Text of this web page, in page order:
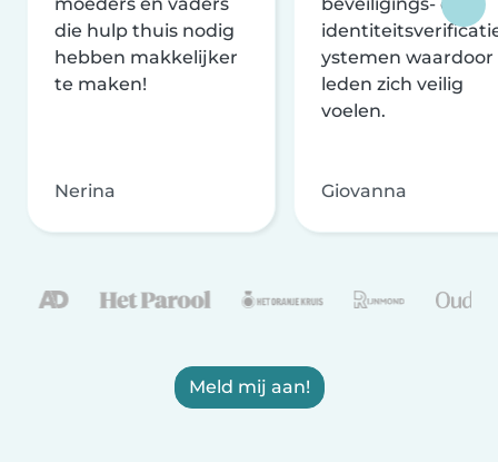
die hulp thuis nodig
hebben makkelijker
te maken!
Nerina
ystemen waardoor
leden zich veilig
voelen.
Giovanna
Meld mij aan!